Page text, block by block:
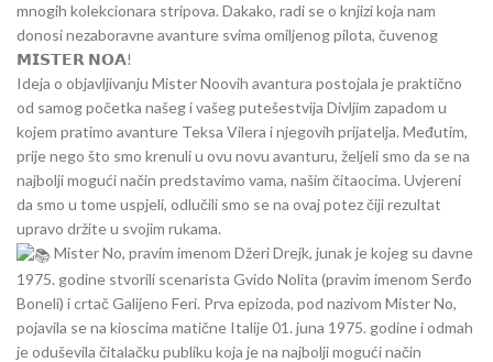
mnogih kolekcionara stripova. Dakako, radi se o knjizi koja nam
donosi nezaboravne avanture svima omiljenog pilota, čuvenog
𝗠𝗜𝗦𝗧𝗘𝗥 𝗡𝗢𝗔!
Ideja o objavljivanju Mister Noovih avantura postojala je praktično
od samog početka našeg i vašeg putešestvija Divljim zapadom u
kojem pratimo avanture Teksa Vilera i njegovih prijatelja. Međutim,
prije nego što smo krenuli u ovu novu avanturu, željeli smo da se na
najbolji mogući način predstavimo vama, našim čitaocima. Uvjereni
da smo u tome uspjeli, odlučili smo se na ovaj potez čiji rezultat
upravo držite u svojim rukama.
Mister No, pravim imenom Džeri Drejk, junak je kojeg su davne
1975. godine stvorili scenarista Gvido Nolita (pravim imenom Serđo
Boneli) i crtač Galijeno Feri. Prva epizoda, pod nazivom Mister No,
pojavila se na kioscima matične Italije 01. juna 1975. godine i odmah
je oduševila čitalačku publiku koja je na najbolji mogući način